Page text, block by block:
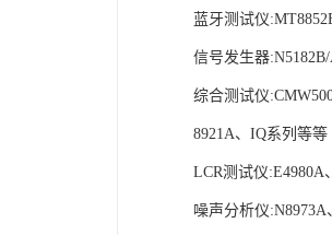
蓝牙测试仪
信号发生器
综合测试仪
8921A、IQ系列等等
LCR测试仪:E4980A
噪声分析仪:N8973A